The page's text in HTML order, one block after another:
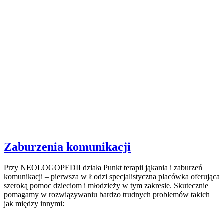
Zaburzenia komunikacji
Przy NEOLOGOPEDII działa Punkt terapii jąkania i zaburzeń
komunikacji – pierwsza w Łodzi specjalistyczna placówka oferująca
szeroką pomoc dzieciom i młodzieży w tym zakresie. Skutecznie
pomagamy w rozwiązywaniu bardzo trudnych problemów takich
jak między innymi: